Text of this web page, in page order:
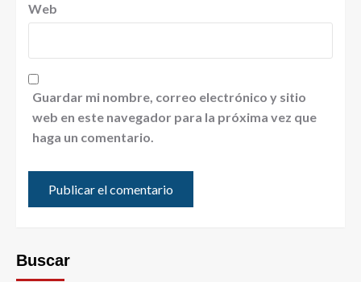
Web
Guardar mi nombre, correo electrónico y sitio
web en este navegador para la próxima vez que
haga un comentario.
Buscar